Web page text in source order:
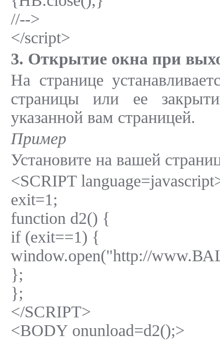
//-->
</script>
3. Открытие окна при
На странице
страницы или ее
указанной вам страницей.
Пример
Установите на вашей
<SCRIPT
exit=1;
function d2() {
if (exit==1) {
window.open("http://
};
};
</SCRIPT>
<BODY onunload=d2();>